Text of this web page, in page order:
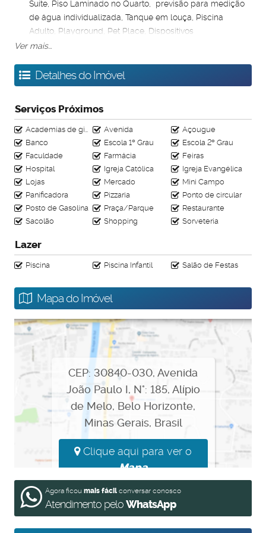
Suíte, Piso Laminado no Quarto, previsão para medição
de água individualizada, Tanque em louça, Piscina
Adulto, Playground, Pet Place, Dispositivos
Economizadores (Sistema de descarga), Dispositivos
elétrica, Lazer equipado, Bicicletário Descoberto,
Bancadas do Banheiro em Granito, Piso Laminado na
parcial das áreas molhadas, Dispositivos
Economizadores (Redutor de vazão e ar), Piscina Infantil,
Salão de Festas com Copa, Espaço Gourmet, Dispositivos
Economizadores de Energia, Célula de segurança para
pedestre, Coleta seletiva, Elevador, ACABAMENTOS
EXCLUSIVITÁ;
Proximidade: Parque Ecológico Vencesli Firmino da Silva,
Supermercado Verdemar, Drogaria Araújo,
Supermercados BH, Academia Pratique Fitness,
Trigaria.
Todos os benefícios do Programa Minha Casa Minha Vida -
Agende agora mesmo a sua simulação.
Ver mais...
Detalhes do Imóvel
Serviços Próximos
Academias de ginástica Avenida
Açougue
Banco
Escola 1º Grau
Escola 2º Grau
Faculdade
Farmácia
Feiras
Hospital
Igreja Católica
Igreja Evangélica
Lojas
Mercado
Mini Campo
Panificadora
Pizzaria
Ponto de circular
Posto de Gasolina
Praça/Parque
Restaurante
Sacolão
Shopping Sorveteria
Lazer
Piscina Piscina Infantil Salão de Festas
Mapa do Imóvel
CEP: 30840-030, Avenida
João Paulo I, N°: 185, Alípio
de Melo, Belo Horizonte,
Minas Gerais, Brasil
Clique aqui para ver o
Mapa
Agora ficou mais fácil conversar conosco
Atendimento peloWhatsApp